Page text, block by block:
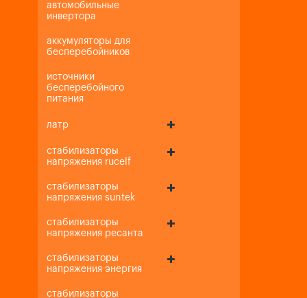
автомобильные
инвертора
аккумуляторы для
бесперебойников
источники
бесперебойного
питания
латр
стабилизаторы
напряжения rucelf
стабилизаторы
напряжения suntek
стабилизаторы
напряжения ресанта
стабилизаторы
напряжения энергия
стабилизаторы